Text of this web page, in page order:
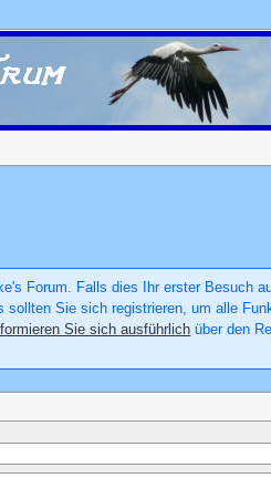
Forum. Falls dies Ihr erster Besuch
sollten Sie sich registrieren, um alle
Sie sich ausführlich über den